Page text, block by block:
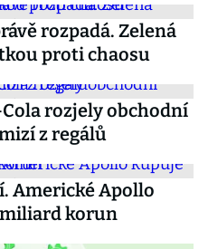
rozpadá. Zelená
proti chaosu
rozjely obchodní
z regálů
Americké Apollo
miliard korun